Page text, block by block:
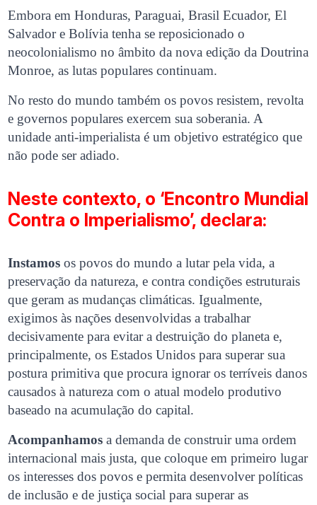
Embora em Honduras, Paraguai, Brasil Ecuador, El
Salvador e Bolívia tenha se reposicionado o
neocolonialismo no âmbito da nova edição da Doutrina
Monroe, as lutas populares continuam.
No resto do mundo também os povos resistem, revolta
e governos populares exercem sua soberania. A
unidade anti-imperialista é um objetivo estratégico que
não pode ser adiado.
Neste contexto, o ‘Encontro Mundial
Contra o Imperialismo’, declara:
Instamosos povos do mundo a lutar pela vida, a
preservação da natureza, e contra condições estruturais
que geram as mudanças climáticas. Igualmente,
exigimos às nações desenvolvidas a trabalhar
decisivamente para evitar a destruição do planeta e,
principalmente, os Estados Unidos para superar sua
postura primitiva que procura ignorar os terríveis danos
causados à natureza com o atual modelo produtivo
baseado na acumulação do capital.
Acompanhamos a demanda de construir uma ordem
internacional mais justa, que coloque em primeiro lugar
os interesses dos povos e permita desenvolver políticas
de inclusão e de justiça social para superar as